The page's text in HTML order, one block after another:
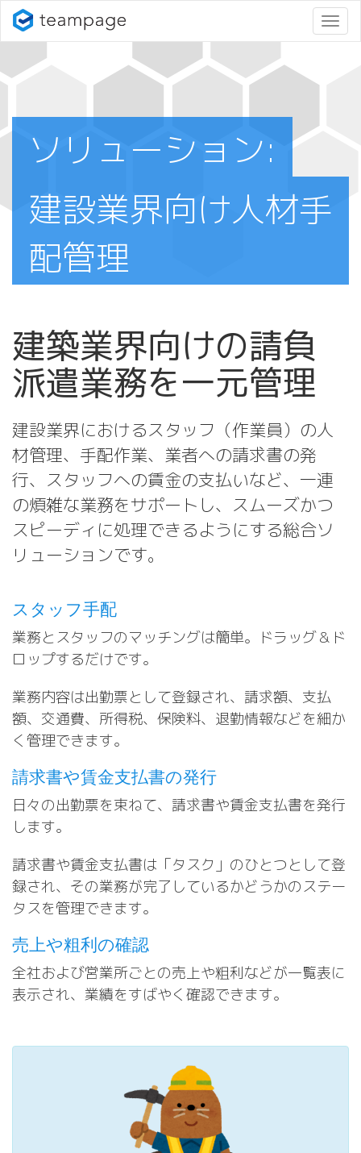
ナ
ビ
ソリューション:
建設業界向け人材手
配管理
建築業界向けの請負
派遣業務を一元管理
建設業界におけるスタッフ（作業員）の人
材管理、手配作業、業者への請求書の発
行、スタッフへの賃金の支払いなど、一連
の煩雑な業務をサポートし、スムーズかつ
スピーディに処理できるようにする総合ソ
リューションです。
スタッフ手配
業務とスタッフのマッチングは簡単。ドラッグ＆ド
ロップするだけです。
業務内容は出勤票として登録され、請求額、支払
額、交通費、所得税、保険料、退勤情報などを細か
く管理できます。
請求書や賃金支払書の発行
日々の出勤票を束ねて、請求書や賃金支払書を発行
します。
請求書や賃金支払書は「タスク」のひとつとして登
録され、その業務が完了しているかどうかのステー
タスを管理できます。
売上や粗利の確認
全社および営業所ごとの売上や粗利などが一覧表に
表示され、業績をすばやく確認できます。